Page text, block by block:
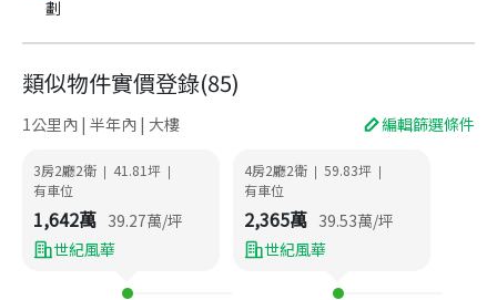
劃
類似物件實價登錄(85)
1公里內 | 半年內 | 大樓 編輯篩選條件
3房2廳2衛 | 41.81坪 |
有車位
1,642萬 39.27萬/坪
世紀風華
4房2廳2衛 | 59.83坪 |
有車位
2,365萬 39.53萬/坪
世紀風華